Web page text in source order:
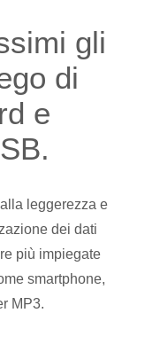
gli
di
e
leggerezza e
dei dati
più impiegate
smartphone,
MP3.